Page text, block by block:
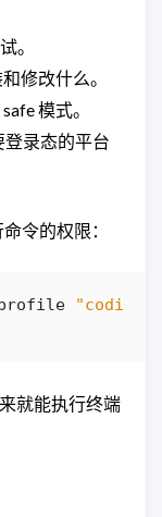
。
修改什么。
模式。
录态的平台
令的权限：
"coding"
就能执行终端